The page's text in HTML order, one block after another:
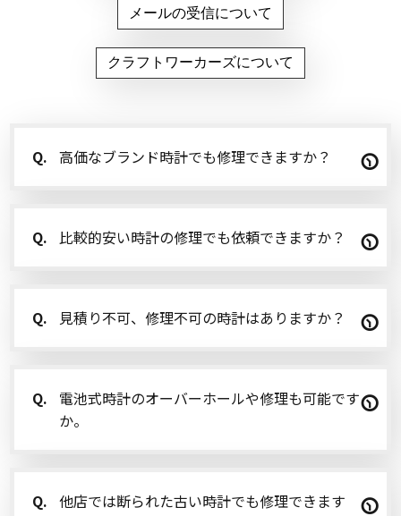
メールの受信について
クラフトワーカーズについて
Q. 高価なブランド時計でも修理できますか？
Q. 比較的安い時計の修理でも依頼できますか？
Q. 見積り不可、修理不可の時計はありますか？
Q.
電池式時計のオーバーホールや修理も可能です
か。
Q. 他店では断られた古い時計でも修理できます